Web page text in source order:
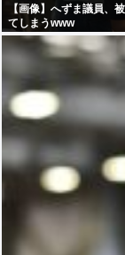
【画像】へずま議員、
てしまうwww